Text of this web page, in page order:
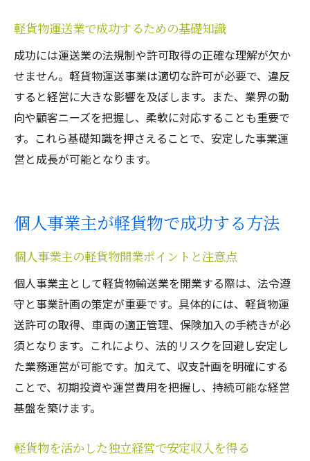
軽貨物で経費を抑え安定収益を目指す方法
やってはいけない軽貨物輸送の落とし穴
軽貨物で避けるべき経営の失敗事例
軽貨物運送でやってはいけない注意点
軽貨物ドライバーが陥りやすい落とし穴と
は
軽貨物運送業で評判を下げるNGポイント
これから始める方必見の軽貨物運送業ガイド
軽貨物で初めて開業する人へのアドバイス
軽貨物運送業の基礎知識と実践ポイント
軽貨物運送ドライバーになるまでの手順
軽貨物運送業を長く続けるための秘訣
軽貨物を活かした働き方改革のすすめ
軽貨物運送業で成功するための基礎知識
成功には運送業の法規制や許可取得の正確な理解が欠か
せません。軽貨物運送事業は適切な許可が必要で、違反
すると経営に大きな影響を及ぼします。また、業界の動
向や顧客ニーズを把握し、柔軟に対応することも重要で
す。これら基礎知識を押さえることで、安定した事業運
営と成長が可能となります。
個人事業主が軽貨物で成功する方法
個人事業主の軽貨物開業ポイントと注意点
個人事業主として軽貨物輸送業を開業する際は、法令遵
守と事業計画の策定が重要です。具体的には、軽貨物運
送許可の取得、車両の適正管理、保険加入の手続きが必
須となります。これにより、法的リスクを回避し安定し
た業務運営が可能です。加えて、収支計画を明確にする
ことで、初期投資や運営費用を把握し、持続可能な経営
基盤を築けます。
軽貨物を活かした独立経営で安定収入を得る